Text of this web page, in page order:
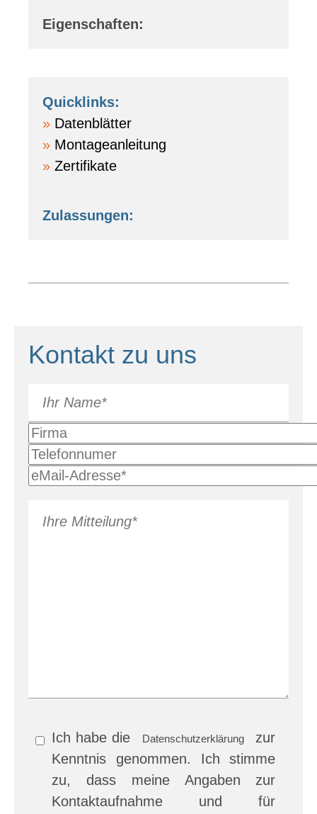
Eigenschaften:
Quicklinks:
Datenblätter
Montageanleitung
Zertifikate
Zulassungen:
Kontakt zu uns
Ich habe die Datenschutzerklärung
zur
Kenntnis genommen. Ich stimme
zu, dass meine Angaben zur
Kontaktaufnahme und für